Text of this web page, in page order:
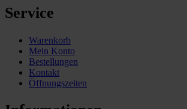
Service
Warenkorb
Mein Konto
Bestellungen
Kontakt
Öffnungszeiten